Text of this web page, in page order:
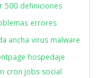
500 definiciones
errores
ancha virus malware
hospedaje
cron jobs social